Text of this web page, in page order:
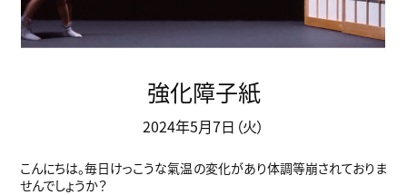
強化障子紙
2024年5月7日（火）
こんにちは。毎日けっこうな氣温の変化があり体調等崩されておりま
せんでしょうか？